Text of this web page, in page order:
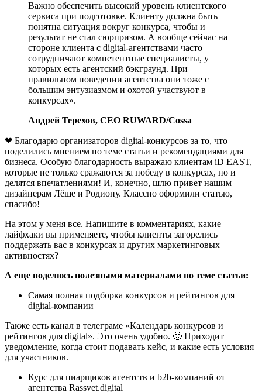
Важно обеспечить высокий уровень клиентского
сервиса при подготовке. Клиенту должна быть
понятна ситуация вокруг конкурса, чтобы и
результат не стал сюрпризом. А вообще сейчас на
стороне клиента с digital-агентствами часто
сотрудничают компетентные специалисты, у
которых есть агентский бэкграунд. При
правильном поведении агентства они тоже с
большим энтузиазмом и охотой участвуют в
конкурсах».
Андрей Терехов, CEO RUWARD/Cossa
❤ Благодарю организаторов digital-конкурсов за то, что
поделились мнением по теме статьи и рекомендациями для
бизнеса. Особую благодарность выражаю клиентам iD EAST,
которые не только сражаются за победу в конкурсах, но и
делятся впечатлениями! И, конечно, шлю привет нашим
дизайнерам Лёше и Родиону. Классно оформили статью,
спасибо!
На этом у меня все. Напишите в комментариях, какие
лайфхаки вы применяете, чтобы клиенты загорелись
поддержать вас в конкурсах и других маркетинговых
активностях?
А еще поделюсь полезными материалами по теме статьи:
Самая полная подборка конкурсов и рейтингов для
digital-компании
Также есть канал в телеграме «Календарь конкурсов и
рейтингов для digital». Это очень удобно. 🙂 Приходит
уведомление, когда стоит подавать кейс, и какие есть условия
для участников.
Курс для пиарщиков агентств и b2b-компаний от
агентства Rassvet.digital